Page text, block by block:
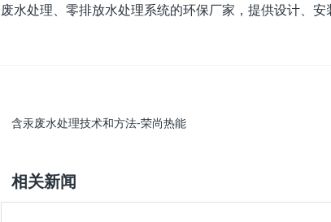
废水处理、零排放水处理系统的环保厂家，提供设计、
含汞废水处理技术和方法-荣尚热能
相关新闻